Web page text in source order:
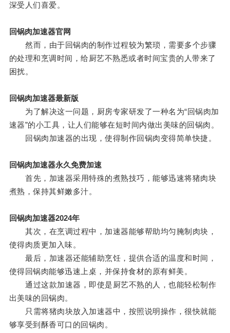
深受人们喜爱。
回锅肉加速器官网
然而，由于回锅肉的制作过程较为繁琐，需要多个步骤
的处理和烹调时间，给厨艺不熟悉或者时间宝贵的人带来了
困扰。
回锅肉加速器最新版
为了解决这一问题，厨房专家研发了一种名为“回锅肉加
速器”的小工具，让人们能够在短时间内做出美味的回锅肉。
回锅肉加速器的出现，使得制作回锅肉变得简单快捷。
回锅肉加速器永久免费加速
首先，加速器采用特殊的煮熟技巧，能够迅速将猪肉块
煮熟，保持其鲜嫩多汁。
回锅肉加速器2024年
其次，在烹调过程中，加速器能够帮助均匀腌制肉块，
使得肉质更加入味。
最后，加速器还能辅助烹饪，提供合适的温度和时间，
使得回锅肉能够迅速上桌，并保持食材的原有鲜美。
通过这款加速器，即使是厨艺不熟的人，也能轻松制作
出美味的回锅肉。
只需将猪肉块放入加速器中，按照说明操作，很快就能
够享受到酥香可口的回锅肉。